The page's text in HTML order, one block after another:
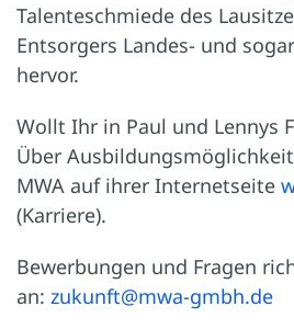
Talenteschmiede des
Entsorgers Landes- und
hervor.
Wollt Ihr in Paul und Lennys
Über
MWA auf ihrer Internetseite
(Karriere).
Bewerbungen und Fragen
an: zukunft@mwa-gmbh.de